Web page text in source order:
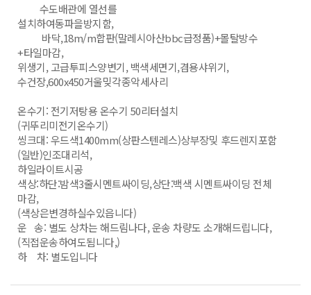
수도배관에 열선를
설치하여동파을방지함,
바닥,18m/m합판(말레시아산bbc급정품)+몰탈방수
+타일마감,
위생기, 고급투피스양변기, 백색세면기,겸용샤위기,
수건장,600x450거울밎각종악세사리
온수기: 전기저탕용 온수기 50리터설치
(귀뚜리미전기온수기)
씽크대: 우드색1400mm(상판스텐레스)상부장밎 후드렌지포함
(일반)인조대리석,
하일라이트시공
색상:하단:밤색3줄시멘트싸이딩,상단:백색 시멘트싸이딩 전체
마감,
(색상은변경하실수있읍니다)
운 송: 별도 상차는 해드림나다, 운송 차량도 소개해드립니다,
(직접운송하여도됨니다,)
하 차: 별도입니다